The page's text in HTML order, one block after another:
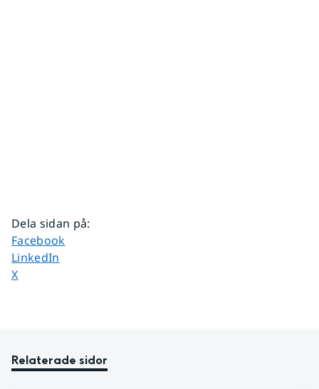
Dela sidan på:
Dela sidan på
Facebook
Dela sidan på
LinkedIn
Dela sidan på
X
Relaterade sidor